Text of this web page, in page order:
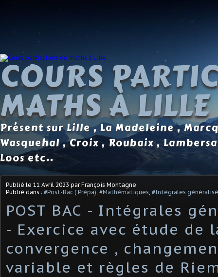
COURS
MATHS À LILLE
Présent sur Lille , La Madeleine ,
Wasquehal , Croix , Roubaix ,
Loos etc..
Publié le 11 Avril 2023 par François Montagne
Publié dans : #Post-Bac ( Prépa) #Mathématiques #Intégrales
POST BAC - Intégrales
- Exercice avec étude de
convergence ,
variable et règles de